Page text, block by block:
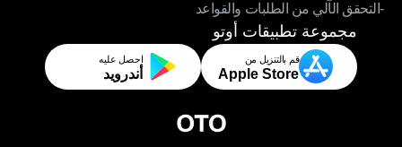
-تطبيقات تحقيق المتاجر والمستودعات
-التحقق الآلي من الطلبات والقواعد
-التحقق الآلي من الطلبات والقواعد
مجموعة تطبيقات أوتو
قم بالتنزيل من
Apple Store
احصل عليه
أندرويد